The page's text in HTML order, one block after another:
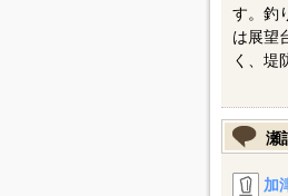
す。釣
は展望
く、堤
瀬
加